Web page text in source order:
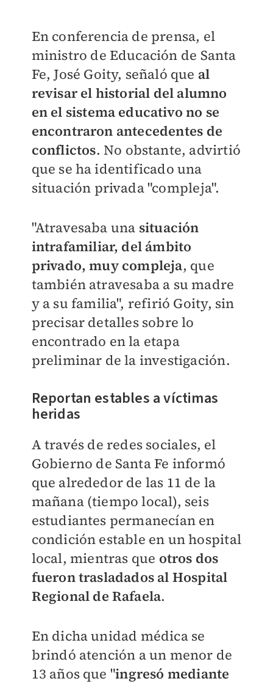
En conferencia de prensa, el
ministro de Educación de Santa
Fe, José Goity, señaló que al
revisar el historial del alumno
en el sistema educativo no se
encontraron antecedentes de
conflictos. No obstante, advirtió
que se ha identificado una
situación privada "compleja".
"Atravesaba una situación
intrafamiliar, del ámbito
privado, muy compleja, que
también atravesaba a su madre
y a su familia", refirió Goity, sin
precisar detalles sobre lo
encontrado en la etapa
preliminar de la investigación.
Reportan estables a víctimas
heridas
Através de redes sociales, el
Gobierno de Santa Fe informó
que alrededor de las 11 de la
mañana (tiempo local), seis
estudiantes permanecían en
condición estable en un hospital
local, mientras que otros dos
fueron trasladados al Hospital
Regional de Rafaela.
En dicha unidad médica se
brindó atención a un menor de
13 años que "ingresó mediante